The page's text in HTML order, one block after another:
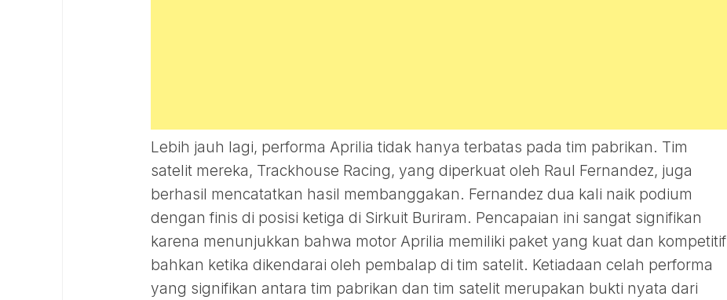
Lebih jauh lagi, performa Aprilia tidak hanya terbatas pada tim pabrikan. Tim
satelit mereka, Trackhouse Racing, yang diperkuat oleh Raul Fernandez, juga
berhasil mencatatkan hasil membanggakan. Fernandez dua kali naik podium
dengan finis di posisi ketiga di Sirkuit Buriram. Pencapaian ini sangat signifikan
karena menunjukkan bahwa motor Aprilia memiliki paket yang kuat dan kompetitif
bahkan ketika dikendarai oleh pembalap di tim satelit. Ketiadaan celah performa
yang signifikan antara tim pabrikan dan tim satelit merupakan bukti nyata dari